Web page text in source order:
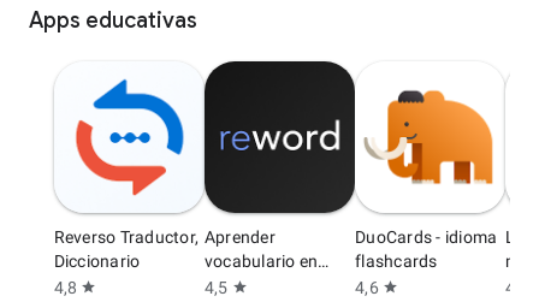
Apps educativas
Reverso Traductor,
Diccionario
4,8 star
Aprender
vocabulario en
Inglés
4,5 star
DuoCards - idioma
flashcards
4,6 star
min
4,6